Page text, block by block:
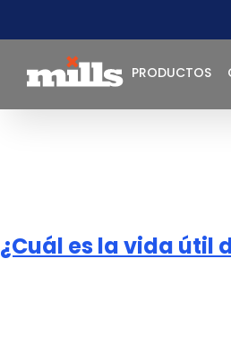
PRODUCTOS
¿Cuál es la vida útil